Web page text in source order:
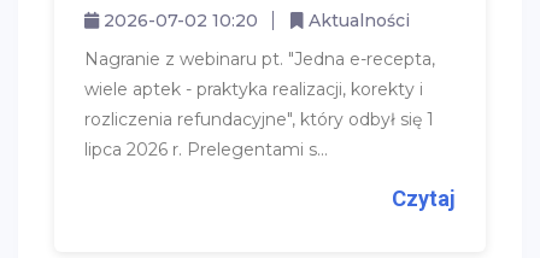
2026-07-02 10:20
Aktualności
Nagranie z webinaru pt. "Jedna e-recepta,
wiele aptek - praktyka realizacji, korekty i
rozliczenia refundacyjne", który odbył się 1
lipca 2026 r. Prelegentami s...
Czytaj